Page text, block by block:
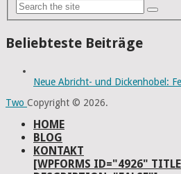
Beliebteste Beiträge
Neue Abricht- und Dickenhobel:
Two Copyright © 2026.
HOME
BLOG
KONTAKT
[WPFORMS ID="4926"